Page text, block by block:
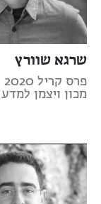
שרגא שוורץ
פרס קריל 2020
מכון ויצמן למדע